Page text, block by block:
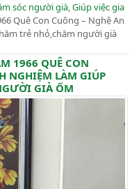
sóc người già,Giúp việc gia
Quê Con Cuông – Nghệ An
trẻ nhỏ,chăm người già
1966 QUÊ CON
NGHIỆM LÀM GIÚP
GIÀ ỐM